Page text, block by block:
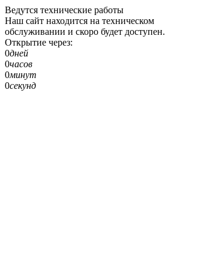
Ведутся технические работы
Наш сайт находится на техническом
обслуживании и скоро будет доступен.
Открытие через:
0дней
0часов
0минут
0секунд